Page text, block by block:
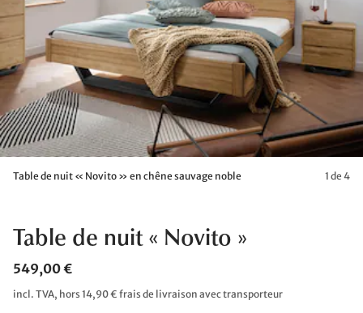
Table de nuit « Novito » en chêne sauvage noble 1 de 4
Table de nuit « Novito »
549,00 €
incl. TVA, hors 14,90 € frais de livraison avec transporteur